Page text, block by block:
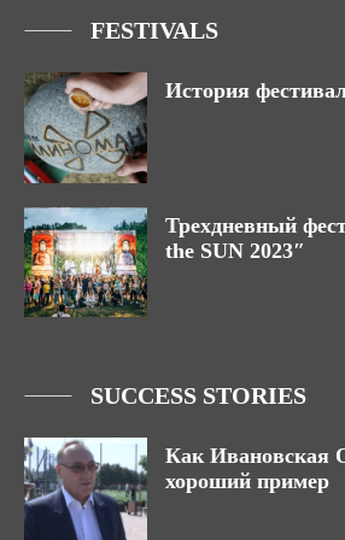
FESTIVALS
История
Трехдневный
the SUN 2023″
SUCCESS STORIES
Как Ивановская
хороший пример